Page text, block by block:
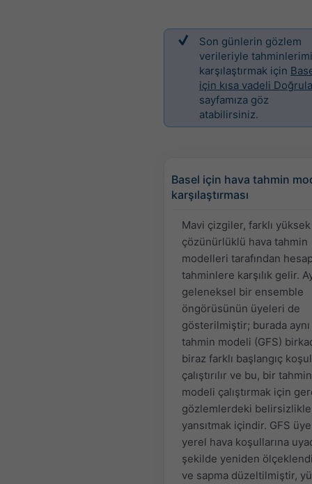
Son günlerin gözlem
verileriyle
karşılaştırmak için
için kısa vadeli
sayfamıza göz
atabilirsiniz.
Basel için hava tahmin
karşılaştırması
Mavi çizgiler, farklı yüksek
çözünürlüklü hava tahmin
modelleri tarafından
tahminlere karşılık gelir.
geleneksel bir ensemble
öngörüsünün üyeleri de
gösterilmiştir; burada aynı
tahmin modeli (GFS)
biraz farklı başlangıç
çalıştırılır ve bu, bir tahmin
modeli çalıştırmak için
gözlemlerdeki
yansıtmak içindir. GFS
yerel hava koşullarına
şekilde yeniden
ve sapma düzeltilmiştir,